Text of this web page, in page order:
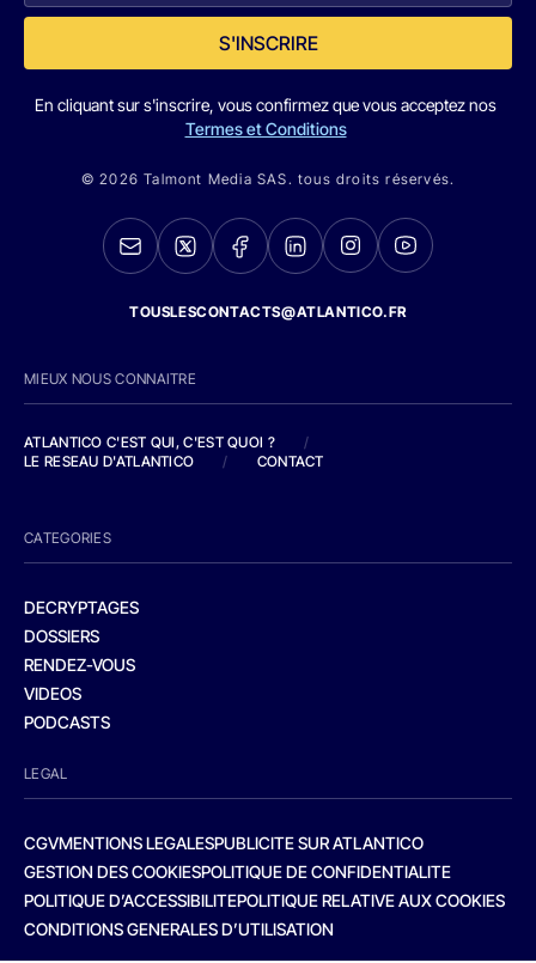
S'INSCRIRE
En cliquant sur s'inscrire, vous confirmez que vous acceptez nos
Termes et Conditions
© 2026 Talmont Media SAS. tous droits réservés.
TOUSLESCONTACTS@ATLANTICO.FR
MIEUX NOUS CONNAITRE
ATLANTICO C'EST QUI, C'EST QUOI ?
/
LE RESEAU D'ATLANTICO
/ CONTACT
CATEGORIES
DECRYPTAGES
DOSSIERS
RENDEZ-VOUS
VIDEOS
PODCASTS
LEGAL
CGVMENTIONS LEGALESPUBLICITE SUR ATLANTICO
GESTION DES COOKIESPOLITIQUE DE CONFIDENTIALITE
POLITIQUE D’ACCESSIBILITEPOLITIQUE RELATIVE AUX COOKIES
CONDITIONS GENERALES D’UTILISATION